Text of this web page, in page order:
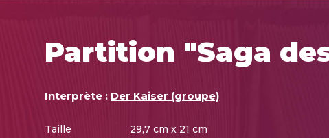
Partition "Saga
Interprète : Der Kaiser (groupe)
Taille
29,7 cm x 21 cm